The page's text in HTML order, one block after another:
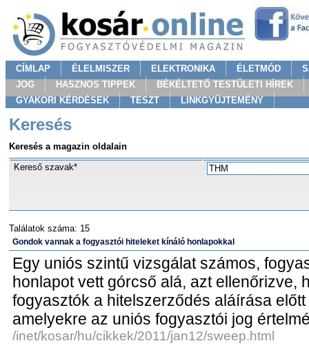
CÍMLAP ÉLELMISZER ELEKTRONIKA ÉLETMÓD
JOG
HASZNOS TIPPEK
BÉKÉLTETŐ TESTÜLETI HÍREK
GYAKORI KÉRDÉSEK
TESZT LINKGYÜJTEMÉNY
Keresés
Keresés a magazin oldalain
Kereső szavak*
Találatok száma: 15
Gondok vannak a fogyasztói hiteleket kínáló honlapokkal
Egy uniós szintű vizsgálat számos,
honlapot vett górcső alá, azt ellenőrizve,
fogyasztók a hitelszerződés aláírása
amelyekre az uniós fogyasztói jog
/inet/kosar/hu/cikkek/2011/jan12/sweep.html